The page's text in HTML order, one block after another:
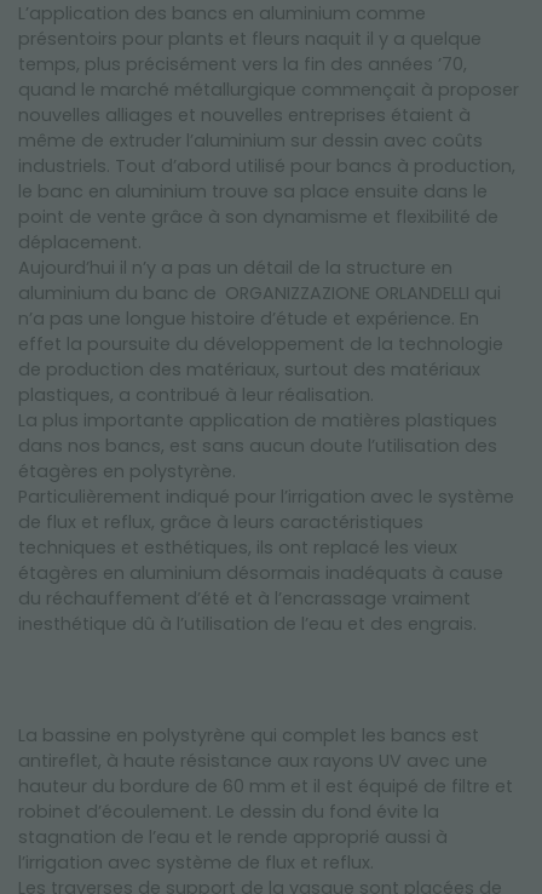
L’application des bancs en aluminium comme
présentoirs pour plants et fleurs naquit il y a quelque
temps, plus précisément vers la fin des années ’70,
quand le marché métallurgique commençait à proposer
nouvelles alliages et nouvelles entreprises étaient à
même de extruder l’aluminium sur dessin avec coûts
industriels. Tout d’abord utilisé pour bancs à production,
le banc en aluminium trouve sa place ensuite dans le
point de vente grâce à son dynamisme et flexibilité de
déplacement.
Aujourd’hui il n’y a pas un détail de la structure en
aluminium du banc de ORGANIZZAZIONE ORLANDELLI qui
n’a pas une longue histoire d’étude et expérience. En
effet la poursuite du développement de la technologie
de production des matériaux, surtout des matériaux
plastiques, a contribué à leur réalisation.
La plus importante application de matières plastiques
dans nos bancs, est sans aucun doute l’utilisation des
étagères en polystyrène.
Particulièrement indiqué pour l’irrigation avec le système
de flux et reflux, grâce à leurs caractéristiques
techniques et esthétiques, ils ont replacé les vieux
étagères en aluminium désormais inadéquats à cause
du réchauffement d’été et à l’encrassage vraiment
inesthétique dû à l’utilisation de l’eau et des engrais.
La bassine en polystyrène qui complet les bancs est
antireflet, à haute résistance aux rayons UV avec une
hauteur du bordure de 60 mm et il est équipé de filtre et
robinet d’écoulement. Le dessin du fond évite la
stagnation de l’eau et le rende approprié aussi à
l’irrigation avec système de flux et reflux.
Les traverses de support de la vasque sont placées de